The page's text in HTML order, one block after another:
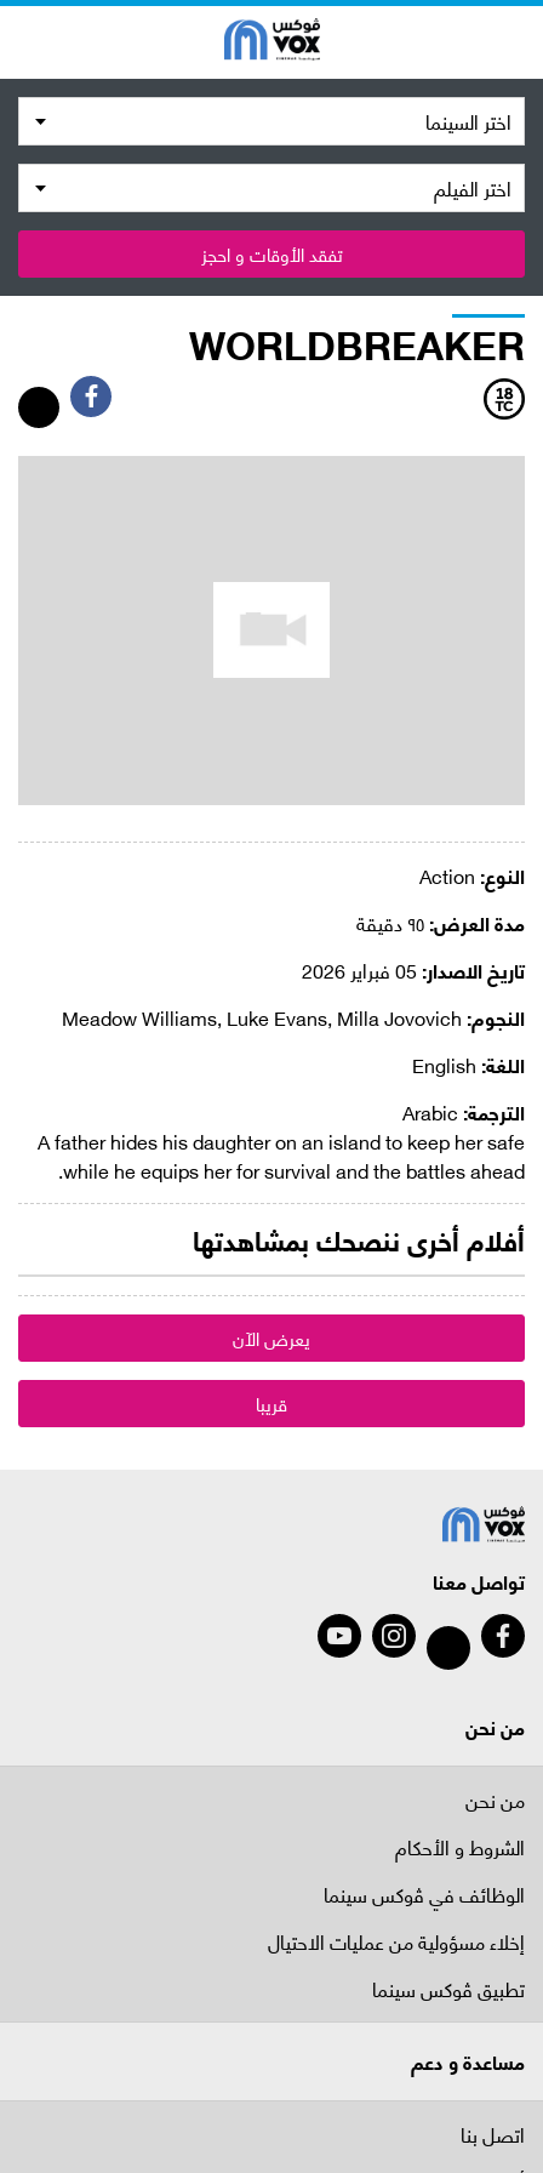
اختر السينما
اختر الفيلم
تفقد الأوقات و احجز
WORLDBREAKER
النوع:
مدة العرض:
تاريخ الاصدار:
النجوم:
اللغة:
الترجمة:
A father hides his daughter on an island to keep her safe
while he equips her for survival and the battles ahead.
أفلام أخرى ننصحك بمشاهدتها
يعرض الآن
قريبا
تواصل معنا
من نحن
من نحن
الشروط و الأحكام
الوظائف في ﭬوكس سينما
إخلاء مسؤولية من عمليات الاحتيال
تطبيق ڤوكس سينما
مساعدة و دعم
اتصل بنا